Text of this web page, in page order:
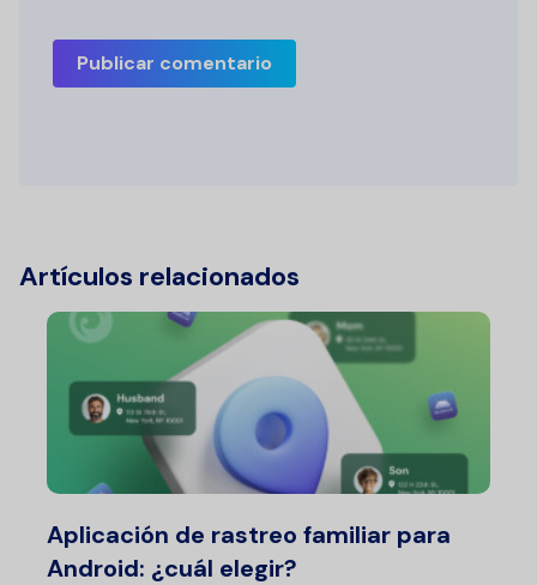
Publicar comentario
Artículos relacionados
Aplicación de rastreo familiar para
Android: ¿cuál elegir?